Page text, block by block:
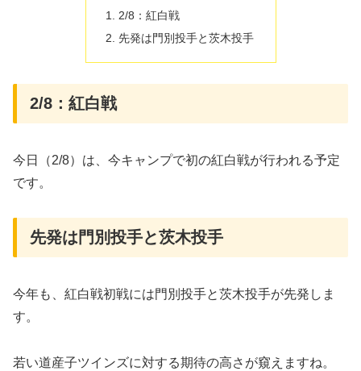
2/8：紅白戦
先発は門別投手と茨木投手
2/8：紅白戦
今日（2/8）は、今キャンプで初の紅白戦が行われる予定
です。
先発は門別投手と茨木投手
今年も、紅白戦初戦には門別投手と茨木投手が先発しま
す。
若い道産子ツインズに対する期待の高さが窺えますね。